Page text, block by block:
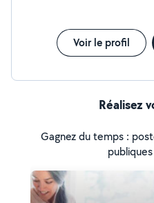
Voir le profil
Réalisez
Gagnez du temps :